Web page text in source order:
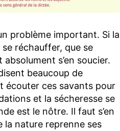
problème important. Si la
réchauffer, que se
s’en soucier.
beaucoup de
écouter ces savants pour
et la sécheresse se
est le nôtre. Il faut s’en
la nature reprenne ses